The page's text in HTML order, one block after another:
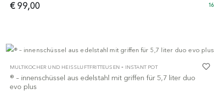
€ 99,00 16
MULTIKOCHER UND HEISSLUFTFRITTEUSEN - INSTANT POT
® – innenschüssel aus edelstahl mit griffen für 5,7 liter duo
evo plus